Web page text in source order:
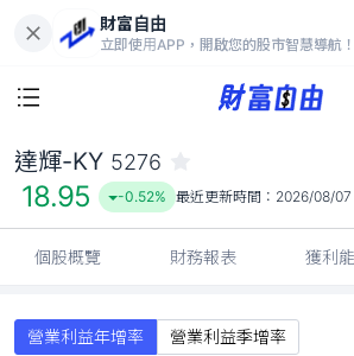
財富自由
立即使用APP，開啟您的股市智慧導航！
18.95
-0.52%
達輝-KY 5276
18.95 -0.52% 最近更新時間： 2026/08/
個股概覽 財務報表 獲利
營業利益年增率 營業利益季增率